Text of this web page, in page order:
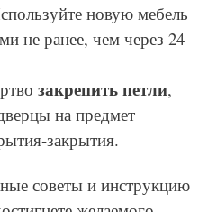
новую мебель
не ранее, чем через 24
закрепить петли,
на предмет
закрытия.
советы и инструкцию